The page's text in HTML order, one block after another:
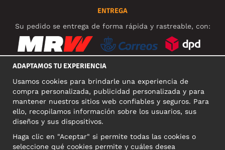
ENTREGA
Su pedido se entrega de forma rápida y rastreable, con:
REDES SOCIALES
DIRECCIÓN COMERCIAL
Motley Denim Europe OÜ
ADAPTAMOS TU EXPERIENCIA
Usamos cookies para brindarle una experiencia de
compra personalizada, publicidad personalizada y para
mantener nuestros sitios web confiables y seguros. Para
ello, recopilamos información sobre los usuarios, sus
diseños y sus dispositivos.
Haga clic en "Aceptar" si permite todas las cookies o
seleccione qué cookies permite y cuáles desea